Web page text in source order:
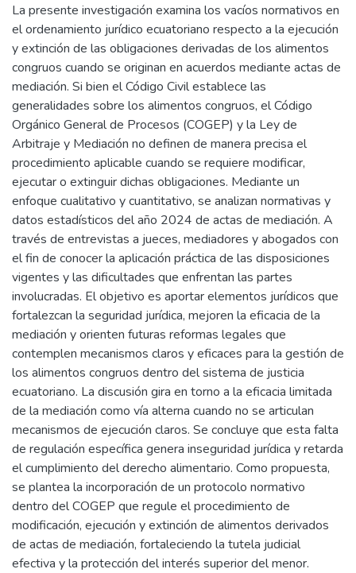
La presente investigación examina los vacíos normativos en
el ordenamiento jurídico ecuatoriano respecto a la ejecución
y extinción de las obligaciones derivadas de los alimentos
congruos cuando se originan en acuerdos mediante actas de
mediación. Si bien el Código Civil establece las
generalidades sobre los alimentos congruos, el Código
Orgánico General de Procesos (COGEP) y la Ley de
Arbitraje y Mediación no definen de manera precisa el
procedimiento aplicable cuando se requiere modificar,
ejecutar o extinguir dichas obligaciones. Mediante un
enfoque cualitativo y cuantitativo, se analizan normativas y
datos estadísticos del año 2024 de actas de mediación. A
través de entrevistas a jueces, mediadores y abogados con
el fin de conocer la aplicación práctica de las disposiciones
vigentes y las dificultades que enfrentan las partes
involucradas. El objetivo es aportar elementos jurídicos que
fortalezcan la seguridad jurídica, mejoren la eficacia de la
mediación y orienten futuras reformas legales que
contemplen mecanismos claros y eficaces para la gestión de
los alimentos congruos dentro del sistema de justicia
ecuatoriano. La discusión gira en torno a la eficacia limitada
de la mediación como vía alterna cuando no se articulan
mecanismos de ejecución claros. Se concluye que esta falta
de regulación específica genera inseguridad jurídica y retarda
el cumplimiento del derecho alimentario. Como propuesta,
se plantea la incorporación de un protocolo normativo
dentro del COGEP que regule el procedimiento de
modificación, ejecución y extinción de alimentos derivados
de actas de mediación, fortaleciendo la tutela judicial
efectiva y la protección del interés superior del menor.